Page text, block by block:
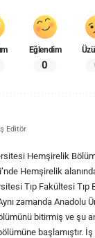
Eğlendim
0
Editör
Hemşirelik
Hemşirelik
Tıp Fakültesi Tıp
zamanda Anadolu
bitirmiş ve şu
başlamıştır.